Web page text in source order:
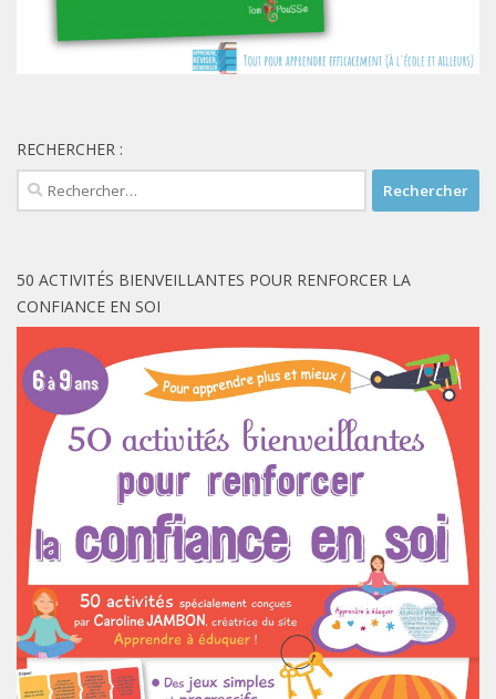
RECHERCHER :
Rechercher :
50 ACTIVITÉS BIENVEILLANTES POUR RENFORCER LA
CONFIANCE EN SOI